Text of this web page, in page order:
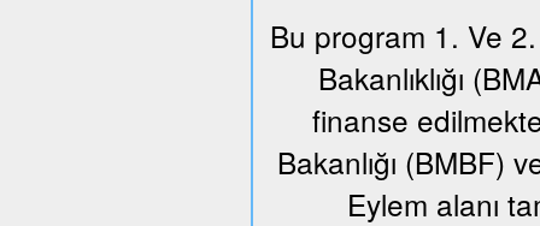
Bu program 1. Ve
Bakanlıklığı
finanse
Bakanlığı (BMBF)
Eylem alanı